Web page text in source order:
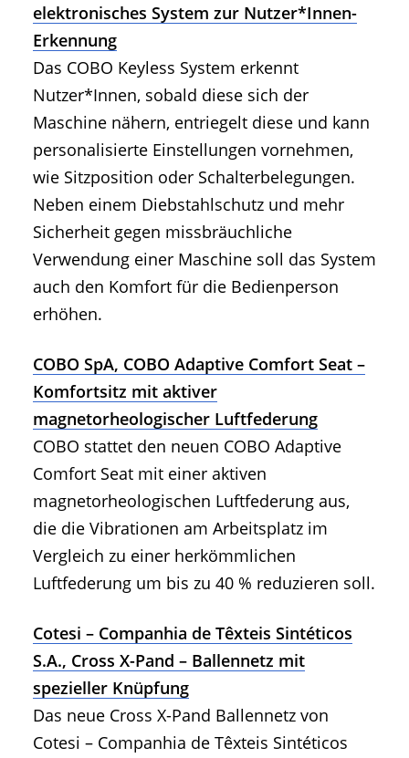
elektronisches System zur Nutzer*Innen-
Erkennung
Das COBO Keyless System erkennt
Nutzer*Innen, sobald diese sich der
Maschine nähern, entriegelt diese und kann
personalisierte Einstellungen vornehmen,
wie Sitzposition oder Schalterbelegungen.
Neben einem Diebstahlschutz und mehr
Sicherheit gegen missbräuchliche
Verwendung einer Maschine soll das System
auch den Komfort für die Bedienperson
erhöhen.
COBO SpA, COBO Adaptive Comfort Seat –
Komfortsitz mit aktiver
magnetorheologischer Luftfederung
COBO stattet den neuen COBO Adaptive
Comfort Seat mit einer aktiven
magnetorheologischen Luftfederung aus,
die die Vibrationen am Arbeitsplatz im
Vergleich zu einer herkömmlichen
Luftfederung um bis zu 40 % reduzieren soll.
Cotesi – Companhia de Têxteis Sintéticos
S.A., Cross X-Pand – Ballennetz mit
spezieller Knüpfung
Das neue Cross X-Pand Ballennetz von
Cotesi – Companhia de Têxteis Sintéticos